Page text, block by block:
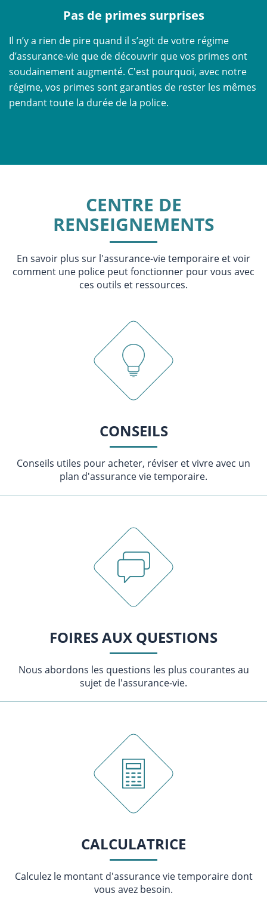
Pas de primes surprises
Il n’y a rien de pire quand il s’agit de votre régime
d’assurance-vie que de découvrir que vos primes ont
soudainement augmenté. C'est pourquoi, avec notre
régime, vos primes sont garanties de rester les mêmes
pendant toute la durée de la police.
CENTRE DE
RENSEIGNEMENTS
En savoir plus sur l'assurance-vie temporaire et voir
comment une police peut fonctionner pour vous avec
ces outils et ressources.
CONSEILS
Conseils utiles pour acheter, réviser et vivre avec un
plan d'assurance vie temporaire.
FOIRES AUX QUESTIONS
Nous abordons les questions les plus courantes au
sujet de l'assurance-vie.
CALCULATRICE
Calculez le montant d'assurance vie temporaire dont
vous avez besoin.